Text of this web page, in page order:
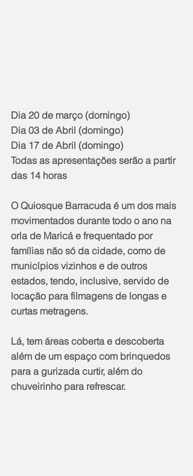
Dia 20 de março (domingo)
Dia 03 de Abril (domingo)
Dia 17 de Abril (domingo)
Todas as apresentações serão a partir
das 14 horas
O Quiosque Barracuda é um dos mais
movimentados durante todo o ano na
orla de Maricá e frequentado por
famílias não só da cidade, como de
municípios vizinhos e de outros
estados, tendo, inclusive, servido de
locação para filmagens de longas e
curtas metragens.
Lá, tem áreas coberta e descoberta
além de um espaço com brinquedos
para a gurizada curtir, além do
chuveirinho para refrescar.